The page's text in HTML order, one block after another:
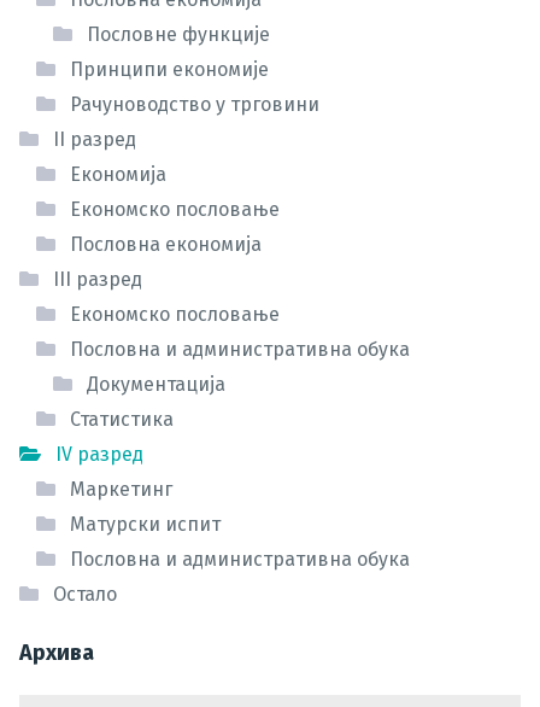
Пословне функције
Принципи економије
Рачуноводство у трговини
II разред
Економија
Економско пословање
Пословна економија
III разред
Економско пословање
Пословна и административна обука
Документација
Статистика
IV разред
Маркетинг
Матурски испит
Пословна и административна обука
Остало
Архива